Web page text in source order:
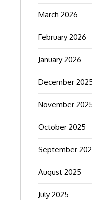
March 2026
February 2026
January 2026
December 2025
November 2025
October 2025
September
August 2025
July 2025